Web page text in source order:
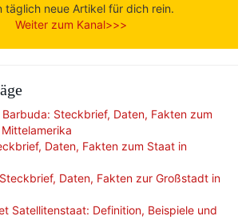
täglich neue Artikel für dich rein.
Weiter zum Kanal>>>
Steckbrief, Daten, Fakten zum
Daten, Fakten zum Staat in
Daten, Fakten zur Großstadt in
Satellitenstaat: Definition, Beispiele und